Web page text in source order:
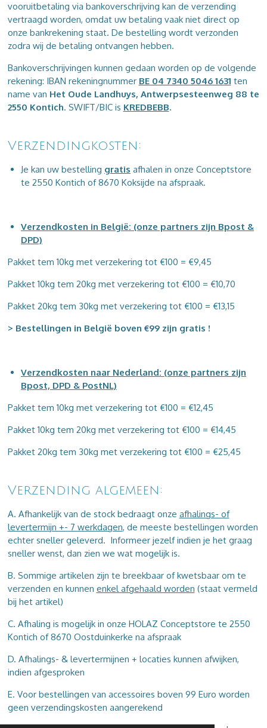
vooruitbetaling via bankoverschrijving kan de verzending
vertraagd worden, omdat uw betaling vaak niet direct op
onze bankrekening staat. De bestelling wordt verzonden
zodra wij de betaling ontvangen hebben.
Bankoverschrijvingen kunnen gedaan worden op de volgende
rekening: IBAN rekeningnummer BE 04 7340 5046 1631 ten
name van Het Oude Landhuys, Antwerpsesteenweg 88 te
2550 Kontich. SWIFT/BIC is KREDBEBB.
Verzendingkosten:
Je kan uw bestelling gratis afhalen in onze Conceptstore
te 2550 Kontich of 8670 Koksijde na afspraak.
Verzendkosten in België: (onze partners zijn Bpost &
DPD)
Pakket tem 10kg met verzekering tot €100 = €9,45
Pakket 10kg tem 20kg met verzekering tot €100 = €10,70
Pakket 20kg tem 30kg met verzekering tot €100 = €13,15
> Bestellingen in België boven €99 zijn gratis !
Verzendkosten naar Nederland: (onze partners zijn
Bpost, DPD & PostNL)
Pakket tem 10kg met verzekering tot €100 = €12,45
Pakket 10kg tem 20kg met verzekering tot €100 = €14,45
Pakket 20kg tem 30kg met verzekering tot €100 = €25,45
Verzending algemeen:
A. Afhankelijk van de stock bedraagt onze afhalings- of
levertermijn +- 7 werkdagen, de meeste bestellingen worden
echter sneller geleverd. Informeer jezelf indien je het graag
sneller wenst, dan zien we wat mogelijk is.
B. Sommige artikelen zijn te breekbaar of kwetsbaar om te
verzenden en kunnen enkel afgehaald worden (staat vermeld
bij het artikel)
C. Afhaling is mogelijk in onze HOLAZ Conceptstore te 2550
Kontich of 8670 Oostduinkerke na afspraak
D. Afhalings- & levertermijnen + locaties kunnen afwijken,
indien afgesproken
E. Voor bestellingen van accessoires boven 99 Euro worden
geen verzendingskosten aangerekend